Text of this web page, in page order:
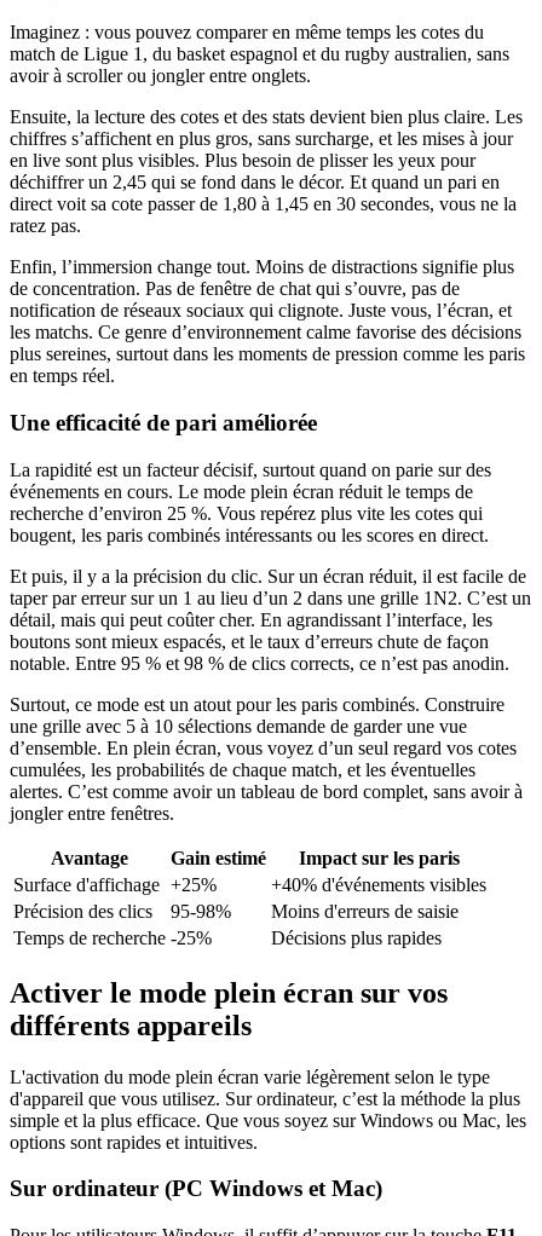
Imaginez : vous pouvez comparer en même temps les cotes du
match de Ligue 1, du basket espagnol et du rugby australien, sans
avoir à scroller ou jongler entre onglets.
Ensuite, la lecture des cotes et des stats devient bien plus claire. Les
chiffres s’affichent en plus gros, sans surcharge, et les mises à jour
en live sont plus visibles. Plus besoin de plisser les yeux pour
déchiffrer un 2,45 qui se fond dans le décor. Et quand un pari en
direct voit sa cote passer de 1,80 à 1,45 en 30 secondes, vous ne la
ratez pas.
Enfin, l’immersion change tout. Moins de distractions signifie plus
de concentration. Pas de fenêtre de chat qui s’ouvre, pas de
notification de réseaux sociaux qui clignote. Juste vous, l’écran, et
les matchs. Ce genre d’environnement calme favorise des décisions
plus sereines, surtout dans les moments de pression comme les paris
en temps réel.
Une efficacité de pari améliorée
La rapidité est un facteur décisif, surtout quand on parie sur des
événements en cours. Le mode plein écran réduit le temps de
recherche d’environ 25 %. Vous repérez plus vite les cotes qui
bougent, les paris combinés intéressants ou les scores en direct.
Et puis, il y a la précision du clic. Sur un écran réduit, il est facile de
taper par erreur sur un 1 au lieu d’un 2 dans une grille 1N2. C’est un
détail, mais qui peut coûter cher. En agrandissant l’interface, les
boutons sont mieux espacés, et le taux d’erreurs chute de façon
notable. Entre 95 % et 98 % de clics corrects, ce n’est pas anodin.
Surtout, ce mode est un atout pour les paris combinés. Construire
une grille avec 5 à 10 sélections demande de garder une vue
d’ensemble. En plein écran, vous voyez d’un seul regard vos cotes
cumulées, les probabilités de chaque match, et les éventuelles
alertes. C’est comme avoir un tableau de bord complet, sans avoir à
jongler entre fenêtres.
Avantage Gain estimé
Impact sur les paris
Surface d'affichage +25%
+40% d'événements visibles
Précision des clics
95-98%
Moins d'erreurs de saisie
Temps de recherche -25% Décisions plus rapides
Activer le mode plein écran sur vos
différents appareils
L'activation du mode plein écran varie légèrement selon le type
d'appareil que vous utilisez. Sur ordinateur, c’est la méthode la plus
simple et la plus efficace. Que vous soyez sur Windows ou Mac, les
options sont rapides et intuitives.
Sur ordinateur (PC Windows et Mac)